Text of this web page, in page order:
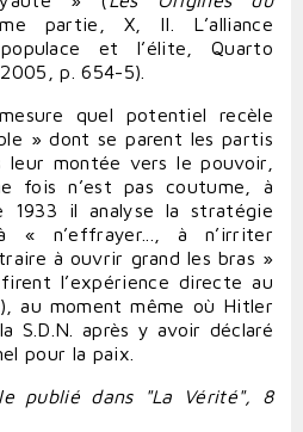
partie, X, II. L’alliance
et l’élite, Quarto
p. 654-5).
quel potentiel recèle
» dont se parent les partis
leur montée vers le pouvoir,
fois n’est pas coutume, à
1933 il analyse la stratégie
« n’effrayer..., à n’irriter
à ouvrir grand les bras »
l’expérience directe au
au moment même où Hitler
S.D.N. après y avoir déclaré
pour la paix.
publié dans "La Vérité", 8